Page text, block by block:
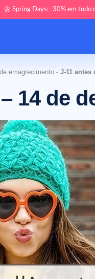
🌼 Spring Days: -30% em tudo
emagrecimento - J-11 antes
14 de